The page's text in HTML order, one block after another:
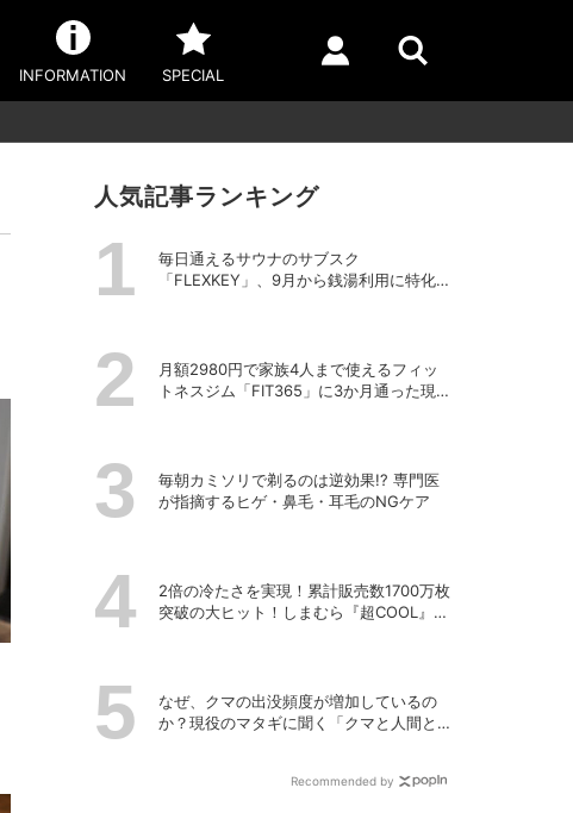
INFORMATION SPECIAL
人気記事ランキング
毎日通えるサウナのサブスク
「FLEXKEY」、9月から銭湯利用に特化し
月額2980円で家族4人まで使えるフィッ
トネスジム「FIT365」に3か月通った現在
毎朝カミソリで剃るのは逆効果!? 専門医
が指摘するヒゲ・鼻毛・耳毛のNGケア
2倍の冷たさを実現！累計販売数1700万枚
突破の大ヒット！しまむら『超COOL』シ
なぜ、クマの出没頻度が増加しているの
か？現役のマタギに聞く「クマと人間と
Recommended by